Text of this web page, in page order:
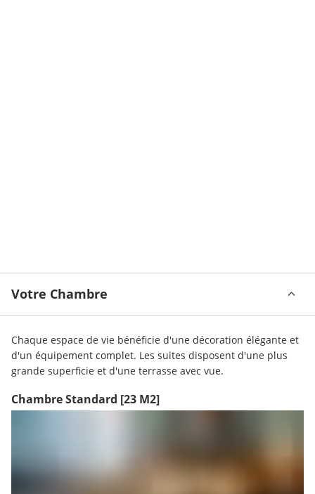
Votre Chambre
Chaque espace de vie bénéficie d'une décoration élégante et
d'un équipement complet. Les suites disposent d'une plus
grande superficie et d'une terrasse avec vue.
Chambre Standard [23 M2]